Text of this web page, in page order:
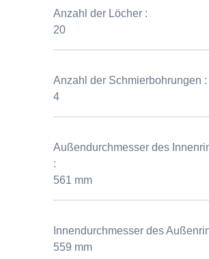
Anzahl der Löcher :
20
Anzahl der Schmierbohrungen :
4
Außendurchmesser des
:
561 mm
Innendurchmesser des
559 mm